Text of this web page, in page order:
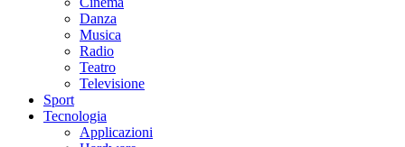
Danza
Musica
Radio
Teatro
Televisione
Sport
Tecnologia
Applicazioni